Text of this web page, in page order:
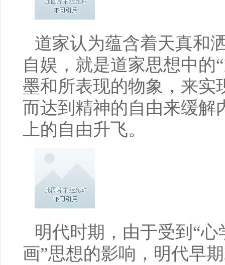
道家认为蕴含着天真和
自娱，就是道家思想中的
墨和所表现的物象，来实
而达到精神的自由来缓解
上的自由升飞。
明代时期，由于受到“
画”思想的影响，明代早